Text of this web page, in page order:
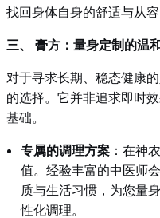
找回身体自身的舒适与从容
三、 膏方：量身定制的温
对于寻求长期、稳态健康
的选择。它并非追求即时
基础。
专属的调理方案 ：在神
值。经验丰富的中医师
质与生活习惯，为您量
性化调理。